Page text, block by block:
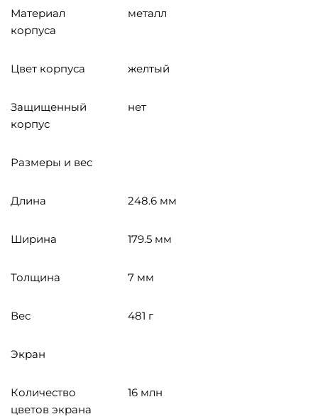
Материал
корпуса
металл
Цвет корпуса желтый
Защищенный
корпус
нет
Размеры и вес
Длина 248.6 мм
Ширина 179.5 мм
Толщина 7 мм
Вес 481 г
Экран
Количество
цветов экрана
16 млн